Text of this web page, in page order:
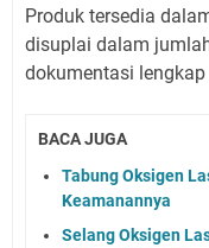
Produk tersedia
disuplai dalam
dokumentasi lengkap
BACA JUGA
Tabung Oksigen
Keamanannya
Selang Oksigen